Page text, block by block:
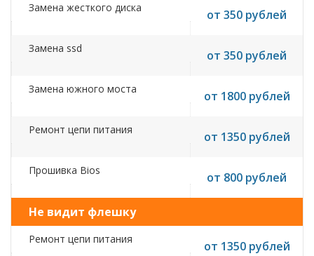
Замена жесткого диска от 350 рублей
Замена ssd от 350 рублей
Замена южного моста от 1800 рублей
Ремонт цепи питания от 1350 рублей
Прошивка Bios от 800 рублей
Не видит флешку
Ремонт цепи питания от 1350 рублей